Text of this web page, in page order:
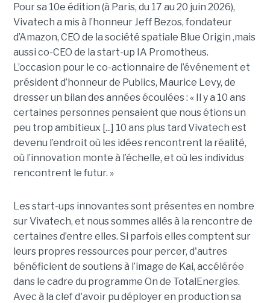
Pour sa 10e édition (à Paris, du 17 au 20 juin 2026),
Vivatech a mis à l’honneur Jeff Bezos, fondateur
d’Amazon, CEO de la société spatiale Blue Origin ,mais
aussi co-CEO de la start-up IA Promotheus.
L’occasion pour le co-actionnaire de l’événement et
président d’honneur de Publics, Maurice Levy, de
dresser un bilan des années écoulées : « Il y a 10 ans
certaines personnes pensaient que nous étions un
peu trop ambitieux [...] 10 ans plus tard Vivatech est
devenu l’endroit où les idées rencontrent la réalité,
où l’innovation monte à l’échelle, et où les individus
rencontrent le futur. »
Les start-ups innovantes sont présentes en nombre
sur Vivatech, et nous sommes allés à la rencontre de
certaines d’entre elles. Si parfois elles comptent sur
leurs propres ressources pour percer, d'autres
bénéficient de soutiens à l’image de Kai, accélérée
dans le cadre du programme On de TotalEnergies.
Avec à la clef d'avoir pu déployer en production sa